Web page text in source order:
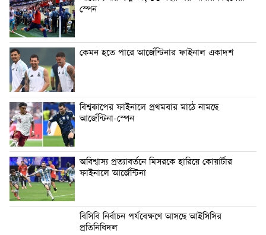
স্পেন
কেমন হতে পারে আর্জেন্টিনার ফাইনাল একাদশ
বিশ্বকাপের ফাইনালে প্রথমবার মাঠে নামছে
আর্জেন্টিনা-স্পেন
অবিশ্বাস্য প্রত্যাবর্তনে মিসরকে হারিয়ে কোয়ার্টার
ফাইনালে আর্জেন্টিনা
বিসিবি নির্বাচন পর্যবেক্ষণে আসছে আইসিসির
প্রতিনিধিদল